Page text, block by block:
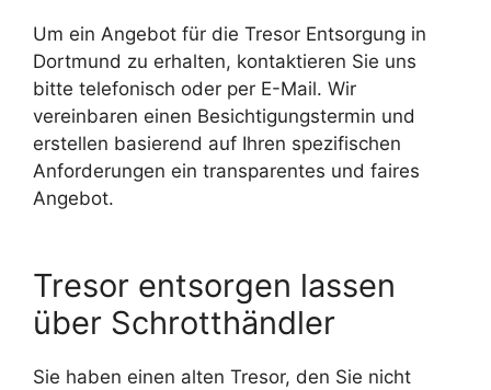
Um ein Angebot für die Tresor Entsorgung in
Dortmund zu erhalten, kontaktieren Sie uns
bitte telefonisch oder per E-Mail. Wir
vereinbaren einen Besichtigungstermin und
erstellen basierend auf Ihren spezifischen
Anforderungen ein transparentes und faires
Angebot.
Tresor entsorgen lassen
über Schrotthändler
Sie haben einen alten Tresor, den Sie nicht